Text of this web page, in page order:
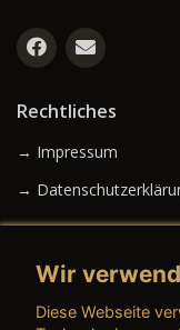
Rechtliches
→ Impressum
→
Wir
Diese Webseite